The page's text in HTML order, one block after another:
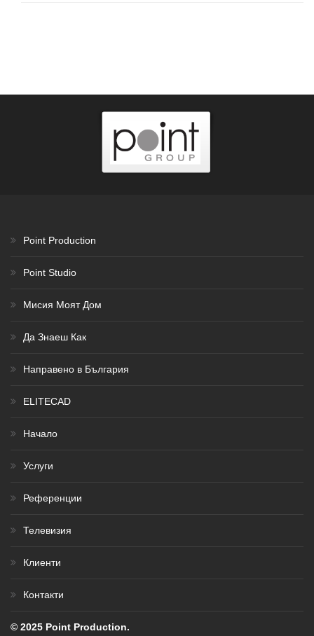
Point Production
Point Studio
Мисия Моят Дом
Да Знаеш Как
Направено в България
ELITECAD
Начало
Услуги
Референции
Телевизия
Клиенти
Контакти
© 2025 Point Production.